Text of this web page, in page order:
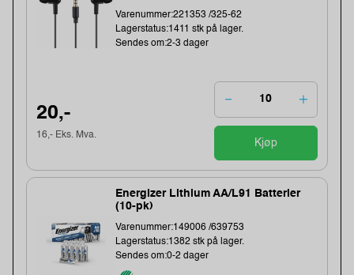
Varenummer:221353 /325-62
Lagerstatus:1411 stk på lager.
Sendes om:2-3 dager
20,-
16,- Eks. Mva.
Kjøp
Energizer Lithium AA/L91 Batterier
(10-pk)
Varenummer:149006 /639753
Lagerstatus:1382 stk på lager.
Sendes om:0-2 dager